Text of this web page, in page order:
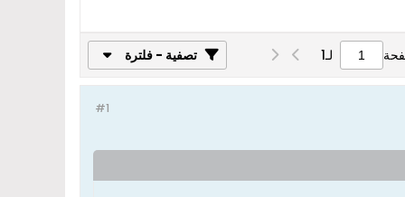
لـ1 تصفية - فلترة
#1